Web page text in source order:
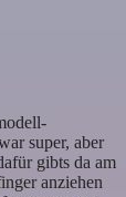
super, aber
gibts da am
anziehen